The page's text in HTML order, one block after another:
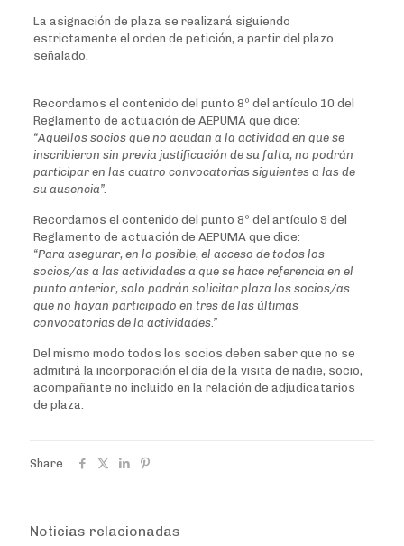
La asignación de plaza se realizará siguiendo
estrictamente el orden de petición, a partir del plazo
señalado.
Recordamos el contenido del punto 8º del artículo 10 del
Reglamento de actuación de AEPUMA que dice:
“Aquellos socios que no acudan a la actividad en que se
inscribieron sin previa justificación de su falta, no podrán
participar en las cuatro convocatorias siguientes a las de
su ausencia”.
Recordamos el contenido del punto 8º del artículo 9 del
Reglamento de actuación de AEPUMA que dice:
“Para asegurar, en lo posible, el acceso de todos los
socios/as a las actividades a que se hace referencia en el
punto anterior, solo podrán solicitar plaza los socios/as
que no hayan participado en tres de las últimas
convocatorias de la actividades.”
Del mismo modo todos los socios deben saber que no se
admitirá la incorporación el día de la visita de nadie, socio,
acompañante no incluido en la relación de adjudicatarios
de plaza.
Share
Noticias relacionadas